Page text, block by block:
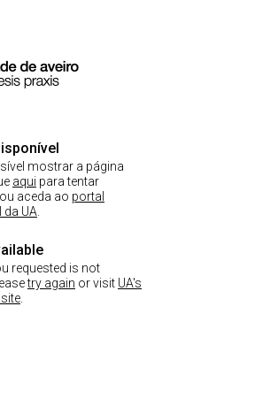
mostrar a página
aqui para tentar
aceda ao portal
UA
requested is not
try again or visit UA's